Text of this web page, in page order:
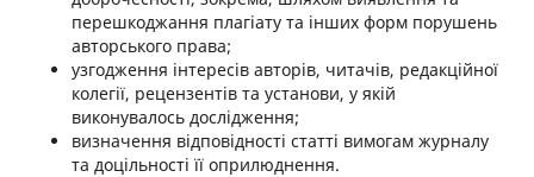
перешкоджання плагіату та інших форм порушень
авторського права;
узгодження інтересів авторів, читачів, редакційної
колегії, рецензентів та установи, у якій
виконувалось дослідження;
визначення відповідності статті вимогам журналу
та доцільності її оприлюднення.